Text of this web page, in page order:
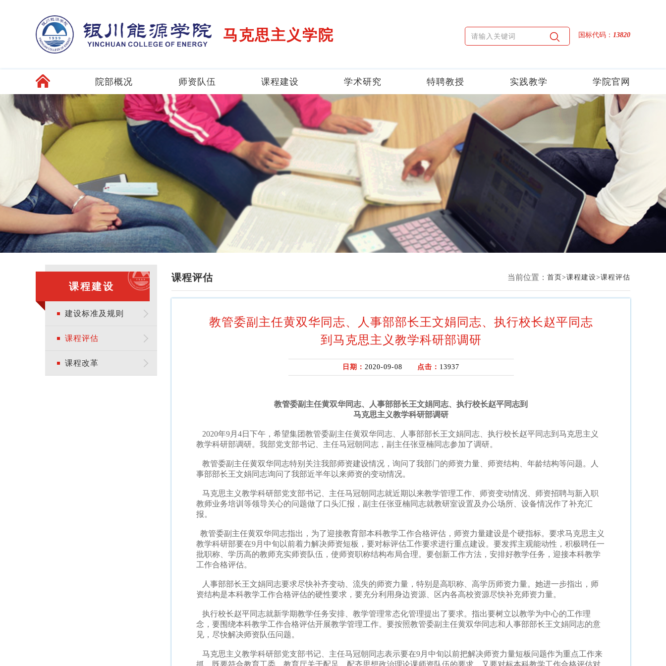
马克思主义学院 国标代码： 13820
院部概况 师资队伍 课程建设 学术研究 特聘教授 实践教学 学院官网
课程建设
建设标准及规则
课程评估
课程改革
课程评估 当前位置： 首页 课程建设 课程评估
教管委副主任黄双华同志、人事部部长王文娟同志、执行校长赵平同志
到马克思主义教学科研部调研
日期： 2020-09-08 点击： 13937
教管委副主任黄双华同志、人事部部长王文娟同志、执行校长赵平同志到
马克思主义教学科研部调研
2020年9月4日下午，希望集团教管委副主任黄双华同志、人事部部长王文娟同志、执行校长赵平同志到马克思主义
教学科研部调研。我部党支部书记、主任马冠朝同志，副主任张亚楠同志参加了调研。
教管委副主任黄双华同志特别关注我部师资建设情况，询问了我部门的师资力量、师资结构、年龄结构等问题。人
事部部长王文娟同志询问了我部近半年以来师资的变动情况。
马克思主义教学科研部党支部书记、主任马冠朝同志就近期以来教学管理工作、师资变动情况、师资招聘与新入职
教师业务培训等领导关心的问题做了口头汇报，副主任张亚楠同志就教研室设置及办公场所、设备情况作了补充汇
报。
教管委副主任黄双华同志指出，为了迎接教育部本科教学工作合格评估，师资力量建设是个硬指标。要求马克思主义
教学科研部要在9月中旬以前着力解决师资短板，要对标评估工作要求进行重点建设。要发挥主观能动性，积极聘任一
批职称、学历高的教师充实师资队伍，使师资职称结构布局合理。要创新工作方法，安排好教学任务，迎接本科教学
工作合格评估。
人事部部长王文娟同志要求尽快补齐变动、流失的师资力量，特别是高职称、高学历师资力量。她进一步指出，师
资结构是本科教学工作合格评估的硬性要求，要充分利用身边资源、区内各高校资源尽快补充师资力量。
执行校长赵平同志就新学期教学任务安排、教学管理常态化管理提出了要求。指出要树立以教学为中心的工作理
念，要围绕本科教学工作合格评估开展教学管理工作。要按照教管委副主任黄双华同志和人事部部长王文娟同志的意
见，尽快解决师资队伍问题。
马克思主义教学科研部党支部书记、主任马冠朝同志表示要在9月中旬以前把解决师资力量短板问题作为重点工作来
抓，既要符合教育工委、教育厅关于配足、配齐思想政治理论课师资队伍的要求，又要对标本科教学工作合格评估对